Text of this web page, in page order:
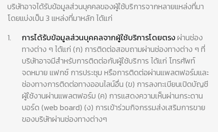
บริษัทอาจได้รับข้อมูลส่วนบุคคลของผู้ใช้บริการจากหลายแหล่งที่มา
โดยแบ่งเป็น 3 แหล่งที่มาหลัก ได้แก่
1.
การได้รับข้อมูลส่วนบุคคลจากผู้ใช้บริการโดยตรงผ่านช่อง
ทางต่าง ๆ ได้แก่ (ก) การติดต่อสอบถามผ่านช่องทางต่าง ๆ ที่
บริษัทอาจมีสำหรับการติดต่อกับผู้ใช้บริการ ได้แก่ โทรศัพท์
จดหมาย แฟกซ์ การประชุม หรือการติดต่อผ่านแพลตฟอร์มและ
ช่องทางการติดต่อทางออนไลน์อื่น (ข) การลงทะเบียนเปิดบัญชี
ผู้ใช้งานผ่านแพลตฟอร์ม (ค) การแสดงความเห็นผ่านกระดาน
บอร์ด (web board) (ง) การเข้าร่วมกิจกรรมส่งเสริมการขาย
ของบริษัทผ่านช่องทางต่างๆ